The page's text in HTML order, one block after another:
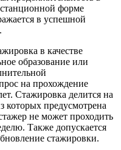
форме
в успешной
в качестве
образование или
на прохождение
Стажировка делится на
которых предусмотрена
не может проходить
Также допускается
стажировки.